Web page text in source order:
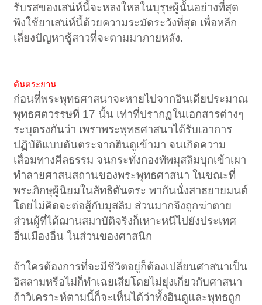
รับรสของเสน่ห์นี้จะหลงใหลในบุรุษผู้นั้นอย่างที่สุด
พึงใช้ยาเสน่ห์นี้ด้วยความระมัดระวังที่สุด เพื่อหลีก
เลี่ยงปัญหาชู้สาวที่จะตามมาภายหลัง.
ตันตระยาน
ก่อนที่พระพุทธศาสนาจะหายไปจากอินเดียประมาณ
พุทธศตวรรษที่ 17 นั้น เท่าที่ปรากฏในเอกสารต่างๆ
ระบุตรงกันว่า เพราพระพุทธศาสนาได้รับเอาการ
ปฏิบัติแบบตันตระจากฮินดูเข้ามา จนเกิดความ
เสื่อมทางศีลธรรม จนกระทั่งกองทัพมุสลิมบุกเข้าเผา
ทำลายศาสนสถานของพระพุทธศาสนา ในขณะที่
พระภิกษุผู้นิยมในลัทธิตันตระ พากันนั่งสาธยายมนต์
โดยไม่คิดจะต่อสู้กับมุสลิม ส่วนมากจึงถูกฆ่าตาย
ส่วนผู้ที่ได้ฌานสมาบัติจริงก็เหาะหนีไปยังประเทศ
อื่นเมืองอื่น ในส่วนของศาสนิก
ถ้าใครต้องการที่จะมีชีวิตอยู่ก็ต้องเปลี่ยนศาสนาเป็น
อิสลามหรือไม่ก็ทำเฉยเสียโดยไม่ยุ่งเกี่ยวกับศาสนา
ถ้าวิเคราะห์ตามนี้ก็จะเห็นได้ว่าทั้งฮินดูและพุทธถูก